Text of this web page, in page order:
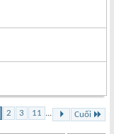
2 3 11 ... Cuối